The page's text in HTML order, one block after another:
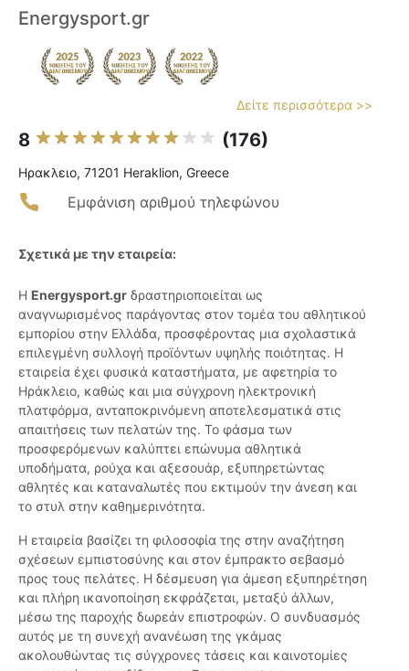
Energysport.gr
Δείτε περισσότερα >>
8 (176)
Ηρακλειο, 71201 Heraklion, Greece
Εμφάνιση αριθμού τηλεφώνου
Σχετικά με την εταιρεία:
Η Energysport.gr δραστηριοποιείται ως
αναγνωρισμένος παράγοντας στον τομέα του αθλητικού
εμπορίου στην Ελλάδα, προσφέροντας μια σχολαστικά
επιλεγμένη συλλογή προϊόντων υψηλής ποιότητας. Η
εταιρεία έχει φυσικά καταστήματα, με αφετηρία το
Ηράκλειο, καθώς και μια σύγχρονη ηλεκτρονική
πλατφόρμα, ανταποκρινόμενη αποτελεσματικά στις
απαιτήσεις των πελατών της. Το φάσμα των
προσφερόμενων καλύπτει επώνυμα αθλητικά
υποδήματα, ρούχα και αξεσουάρ, εξυπηρετώντας
αθλητές και καταναλωτές που εκτιμούν την άνεση και
το στυλ στην καθημερινότητα.
Η εταιρεία βασίζει τη φιλοσοφία της στην αναζήτηση
σχέσεων εμπιστοσύνης και στον έμπρακτο σεβασμό
προς τους πελάτες. Η δέσμευση για άμεση εξυπηρέτηση
και πλήρη ικανοποίηση εκφράζεται, μεταξύ άλλων,
μέσω της παροχής δωρεάν επιστροφών. Ο συνδυασμός
αυτός με τη συνεχή ανανέωση της γκάμας
ακολουθώντας τις σύγχρονες τάσεις και καινοτομίες